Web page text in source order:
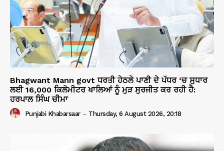
Bhagwant Mann govt ਧਰਤੀ ਹੇਠਲੇ ਪਾਣੀ ਦੇ ਪੱਧਰ ‘ਚ ਸੁਧਾਰ
ਲਈ 16,000 ਕਿਲੋਮੀਟਰ ਖਾਲਿਆਂ ਨੂੰ ਮੁੜ ਸੁਰਜੀਤ ਕਰ ਰਹੀ ਹੈ:
ਹਰਪਾਲ ਸਿੰਘ ਚੀਮਾ
Punjabi Khabarsaar - Thursday, 6 August 2026, 20:18